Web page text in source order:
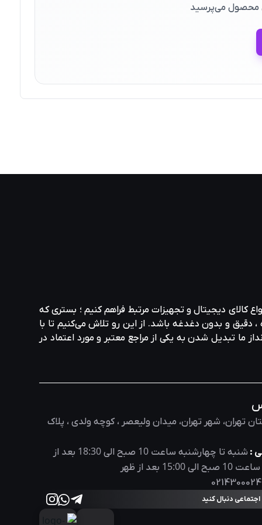
محصول می‌پرسید
کالای دیجیتال و تجهیزات مرتبط فراهم کنیم ؛ بستری که
دقیق و بدون دغدغه باشد. از این رو تلاش می‌کنیم تا با
ما تبدیل شدن به یکی از مراجع معتبر و مورد اعتماد در
تهران، شهر تهران، میدان ولیعصر ، کوچه ولدی ، پلاک
: شنبه تا چهارشنبه ساعت صبح الی 18:30 بعد از
ساعت
صبح الی 15:00 بعد از ظهر
دنبال کنید